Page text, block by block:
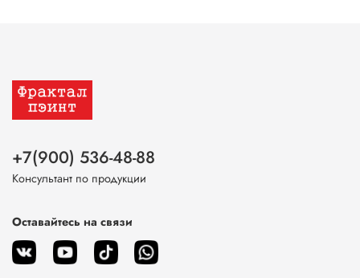
+7(900) 536-48-88
Консультант по продукции
Оставайтесь на связи